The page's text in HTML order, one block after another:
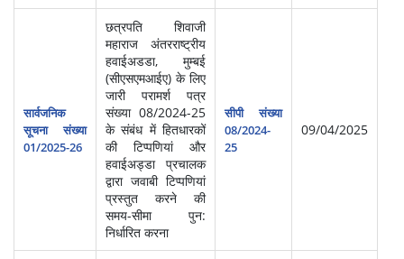
सार्वजनिक
सूचना संख्या
01/2025-26
छत्रपति शिवाजी
महाराज अंतरराष्‍ट्रीय
हवाईअडडा, मुम्‍बई
(सीएसएमआईए) के लिए
जारी परामर्श पत्र
संख्‍या 08/2024-25
के संबंध में हितधारकों
की टिप्पणियां और
हवाईअड्डा प्रचालक
द्वारा जवाबी टिप्पणियां
प्रस्तुत करने की
समय-सीमा पुन:
निर्धारित करना
सीपी संख्या
08/2024-
25
09/04/2025